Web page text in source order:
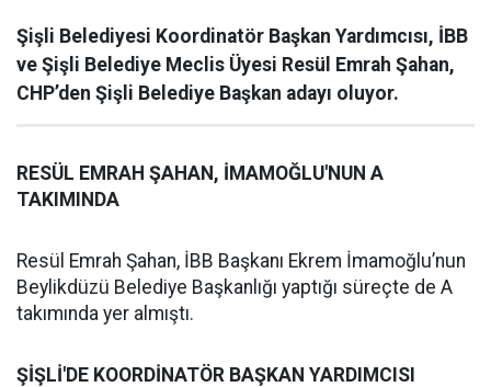
Şişli Belediyesi Koordinatör Başkan Yardımcısı, İBB
ve Şişli Belediye Meclis Üyesi Resül Emrah Şahan,
CHP’den Şişli Belediye Başkan adayı oluyor.
RESÜL EMRAH ŞAHAN, İMAMOĞLU'NUN A
TAKIMINDA
Resül Emrah Şahan, İBB Başkanı Ekrem İmamoğlu’nun
Beylikdüzü Belediye Başkanlığı yaptığı süreçte de A
takımında yer almıştı.
ŞİŞLİ'DE KOORDİNATÖR BAŞKAN YARDIMCISI